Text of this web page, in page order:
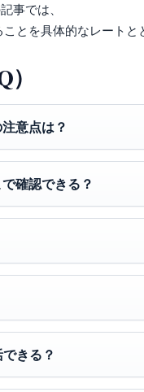
事では、
とを具体的なレートと
意点は？
確認できる？
きる？